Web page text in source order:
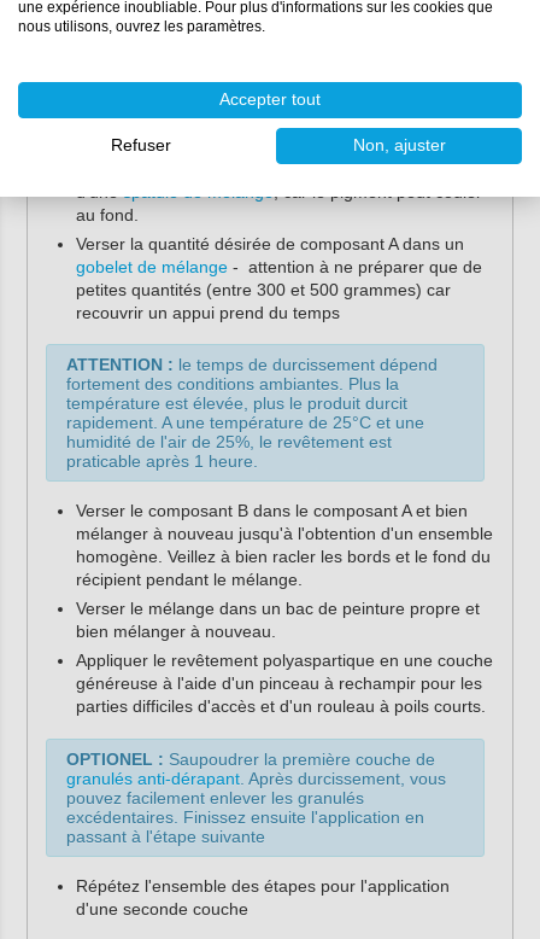
Nettoyez l'appui de fenêtre à réparer en le
dépoussiérant, le dégraissant (à l'acétone) et en
retirant toutes les parties friables
Ouvrez le composant A et mélangez-le bien à l'aide
au fond.
Verser la quantité désirée de composant A dans un
gobelet de mélange- attention à ne préparer que de
petites quantités (entre 300 et 500 grammes) car
recouvrir un appui prend du temps
ATTENTION : le temps de durcissement dépend
fortement des conditions ambiantes. Plus la
température est élevée, plus le produit durcit
rapidement. A une température de 25°C et une
humidité de l'air de 25%, le revêtement est
praticable après 1 heure.
Verser le composant B dans le composant A et bien
mélanger à nouveau jusqu'à l'obtention d'un ensemble
homogène. Veillez à bien racler les bords et le fond du
récipient pendant le mélange.
Verser le mélange dans un bac de peinture propre et
bien mélanger à nouveau.
Appliquer le revêtement polyaspartique en une couche
généreuse à l'aide d'un pinceau à rechampir pour les
parties difficiles d'accès et d'un rouleau à poils courts.
OPTIONEL : Saupoudrer la première couche de
granulés anti-dérapant. Après durcissement, vous
pouvez facilement enlever les granulés
excédentaires. Finissez ensuite l'application en
passant à l'étape suivante
Répétez l'ensemble des étapes pour l'application
d'une seconde couche
une expérience inoubliable. Pour plus d'informations sur les cookies que
nous utilisons, ouvrez les paramètres.
Accepter tout
Refuser Non, ajuster